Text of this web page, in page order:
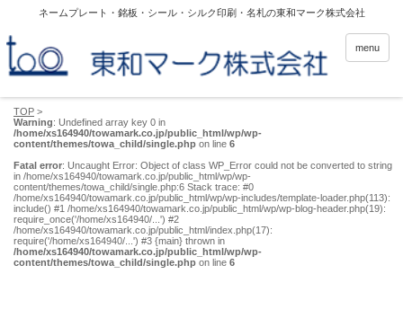
ネームプレート・銘板・シール・シルク印刷・名札の東和マーク株式会社
menu
TOP >
Warning: Undefined array key 0 in
/home/xs164940/towamark.co.jp/public_html/wp/wp-
content/themes/towa_child/single.php on line 6
Fatal error: Uncaught Error: Object of class WP_Error could not be converted to string
in /home/xs164940/towamark.co.jp/public_html/wp/wp-
content/themes/towa_child/single.php:6 Stack trace: #0
/home/xs164940/towamark.co.jp/public_html/wp/wp-includes/template-loader.php(113):
include() #1 /home/xs164940/towamark.co.jp/public_html/wp/wp-blog-header.php(19):
require_once('/home/xs164940/...') #2
/home/xs164940/towamark.co.jp/public_html/index.php(17):
require('/home/xs164940/...') #3 {main} thrown in
/home/xs164940/towamark.co.jp/public_html/wp/wp-
content/themes/towa_child/single.php on line 6